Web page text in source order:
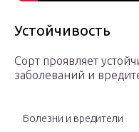
Устойчивость
Сорт проявляет
заболеваний и
Болезни и вредители